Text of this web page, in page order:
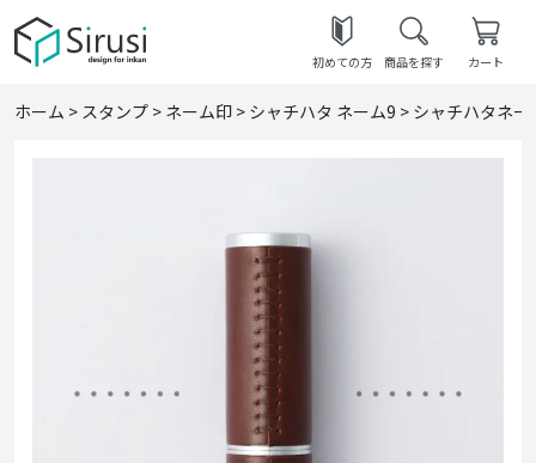
初めての方 商品を探す カート
ホーム > スタンプ > ネーム印 > シャチハタ ネーム9 > シャチハタネ